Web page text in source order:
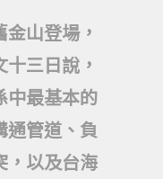
金山登場，
三日說，
中最基本的
通管道、負
，以及台海